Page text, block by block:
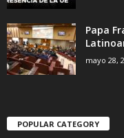
Papa
mayo 28,
POPULAR CATEGORY